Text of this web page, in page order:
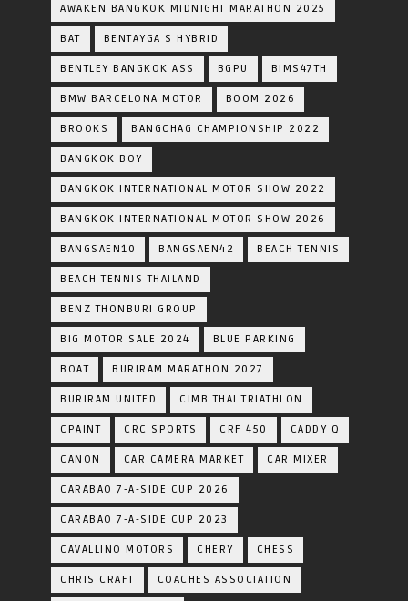
AWAKEN BANGKOK MIDNIGHT MARATHON 2025
BAT BENTAYGA S HYBRID
BENTLEY BANGKOK ASS BGPU BIMS47TH
BMW BARCELONA MOTOR BOOM 2026
BROOKS BANGCHAG CHAMPIONSHIP 2022
BANGKOK BOY
BANGKOK INTERNATIONAL MOTOR SHOW 2022
BANGKOK INTERNATIONAL MOTOR SHOW 2026
BANGSAEN10 BANGSAEN42 BEACH TENNIS
BEACH TENNIS THAILAND
BENZ THONBURI GROUP
BIG MOTOR SALE 2024 BLUE PARKING
BOAT BURIRAM MARATHON 2027
BURIRAM UNITED CIMB THAI TRIATHLON
CPAINT CRC SPORTS CRF 450 CADDY Q
CANON CAR CAMERA MARKET CAR MIXER
CARABAO 7-A-SIDE CUP 2026
CARABAO 7-A-SIDE CUP 2023
CAVALLINO MOTORS CHERY CHESS
CHRIS CRAFT COACHES ASSOCIATION